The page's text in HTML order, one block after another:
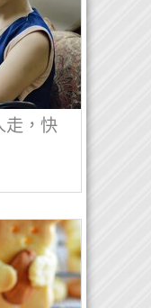
走，快